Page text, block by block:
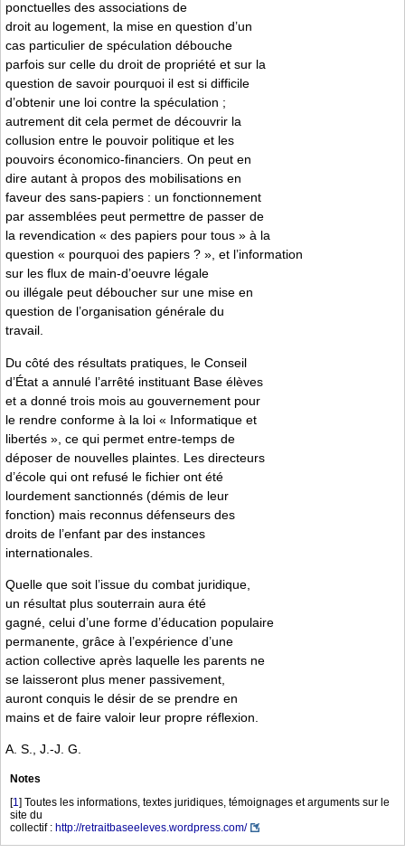
ponctuelles des associations de
droit au logement, la mise en question d’un
cas particulier de spéculation débouche
parfois sur celle du droit de propriété et sur la
question de savoir pourquoi il est si difficile
d’obtenir une loi contre la spéculation ;
autrement dit cela permet de découvrir la
collusion entre le pouvoir politique et les
pouvoirs économico-financiers. On peut en
dire autant à propos des mobilisations en
faveur des sans-papiers : un fonctionnement
par assemblées peut permettre de passer de
la revendication « des papiers pour tous » à la
question « pourquoi des papiers ? », et l’information
sur les flux de main-d’oeuvre légale
ou illégale peut déboucher sur une mise en
question de l’organisation générale du
travail.
Du côté des résultats pratiques, le Conseil
d’État a annulé l’arrêté instituant Base élèves
et a donné trois mois au gouvernement pour
le rendre conforme à la loi « Informatique et
libertés », ce qui permet entre-temps de
déposer de nouvelles plaintes. Les directeurs
d’école qui ont refusé le fichier ont été
lourdement sanctionnés (démis de leur
fonction) mais reconnus défenseurs des
droits de l’enfant par des instances
internationales.
Quelle que soit l’issue du combat juridique,
un résultat plus souterrain aura été
gagné, celui d’une forme d’éducation populaire
permanente, grâce à l’expérience d’une
action collective après laquelle les parents ne
se laisseront plus mener passivement,
auront conquis le désir de se prendre en
mains et de faire valoir leur propre réflexion.
A. S., J.-J. G.
Notes
[1 ] Toutes les informations, textes juridiques, témoignages et arguments sur le
site du
collectif : http://retraitbaseeleves.wordpress.com/